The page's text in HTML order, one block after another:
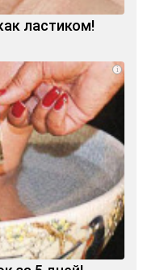
ластиком!
i